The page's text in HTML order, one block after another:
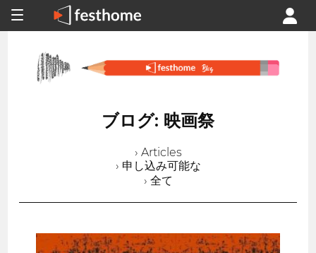
ブログ: 映画祭
› Articles
› 申し込み可能な
› 全て